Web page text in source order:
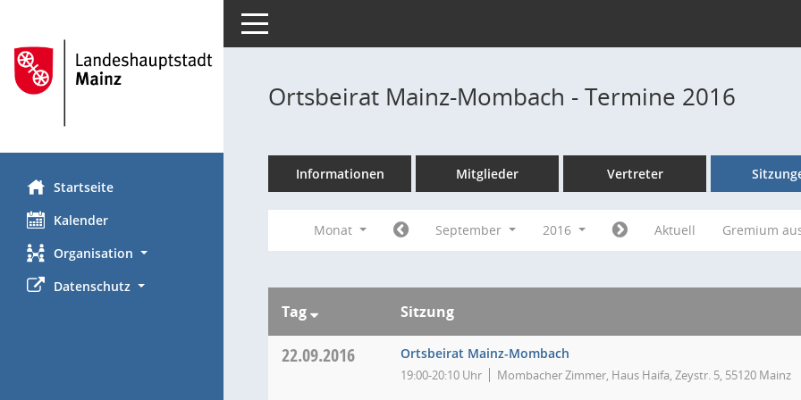
Startseite
Kalender
Organisation
Datenschutz
Toggle navigation
Ortsbeirat Mainz-Mombach - Termine 2016
Informationen Mitglieder Vertreter
Monat September 2016 Aktuell Gremium
Tag Sitzung
22.09.2016 Ortsbeirat Mainz-Mombach
19:00-20:10 Uhr Mombacher Zimmer, Haus Haifa, Zeystr. 5, 55120 Mainz